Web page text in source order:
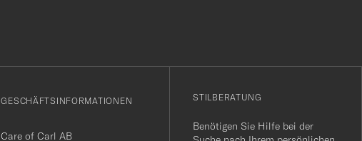
GESCHÄFTSINFORMATIONEN
Care of Carl AB
STILBERATUNG
Benötigen Sie Hilfe bei der